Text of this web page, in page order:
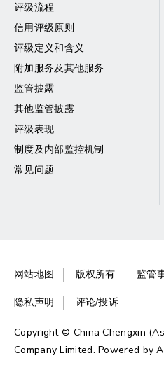
评级流程
信用评级原则
评级定义和含义
附加服务及其他服务
监管披露
其他监管披露
评级表现
制度及内部监控机制
常见问题
网站地图 版权所有 监管
隐私声明 评论/投诉
Copyright © China Chengxin
Company Limited. Powered by